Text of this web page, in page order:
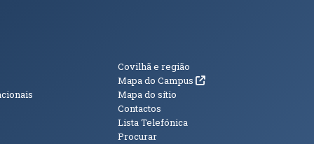
Informações
Covilhã e região
Mapa do Campus (abre em nova janela)
Mapa do sítio
Contactos
Lista Telefónica
Procurar